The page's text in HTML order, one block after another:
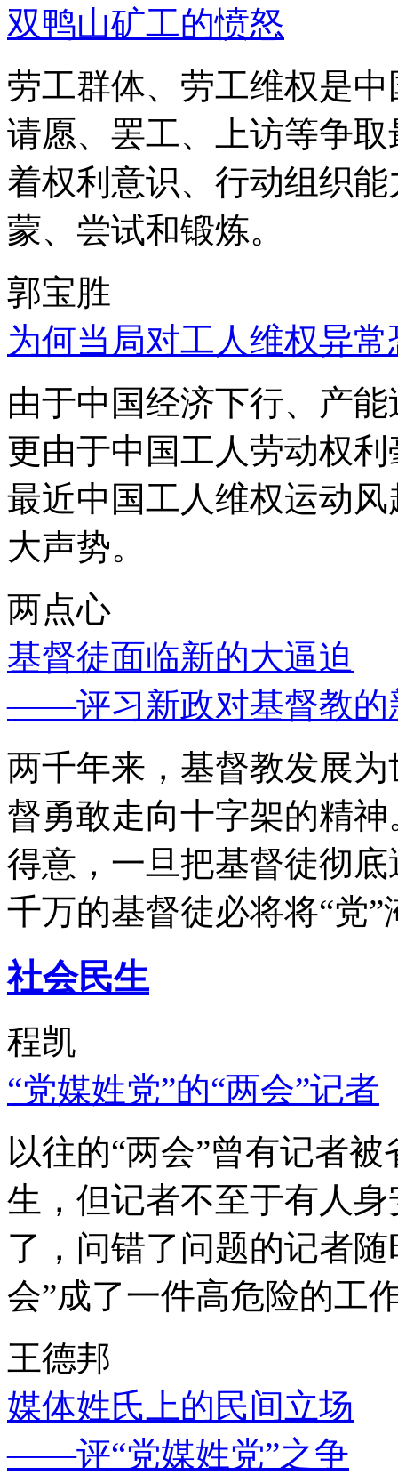
双鸭山矿工的愤怒
劳工群体、劳工维权是
请愿、罢工、上访等争
着权利意识、行动组织
蒙、尝试和锻炼。
郭宝胜
为何当局对工人维权异
由于中国经济下行、产
更由于中国工人劳动权
最近中国工人维权运动
大声势。
两点心
基督徒面临新的大逼迫
——评习新政对基督教的
两千年来，基督教发展
督勇敢走向十字架的精
得意，一旦把基督徒彻
千万的基督徒必将将“党”
社会民生
程凯
“党媒姓党”的“两会”记者
以往的“两会”曾有记者
生，但记者不至于有人
了，问错了问题的记者
会”成了一件高危险的工
王德邦
媒体姓氏上的民间立场
——评“党媒姓党”之争